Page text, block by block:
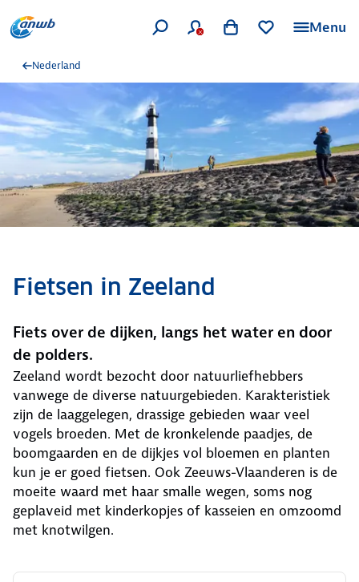
Menu
Nederland
Fietsen in Zeeland
Fiets over de dijken, langs het water en door
de polders.
Zeeland wordt bezocht door natuurliefhebbers
vanwege de diverse natuurgebieden. Karakteristiek
zijn de laaggelegen, drassige gebieden waar veel
vogels broeden. Met de kronkelende paadjes, de
boomgaarden en de dijkjes vol bloemen en planten
kun je er goed fietsen. Ook Zeeuws-Vlaanderen is de
moeite waard met haar smalle wegen, soms nog
geplaveid met kinderkopjes of kasseien en omzoomd
met knotwilgen.